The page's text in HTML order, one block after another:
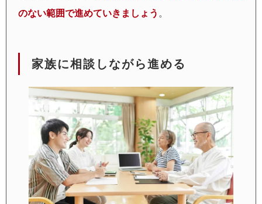
のない範囲で進めていきましょう 。
家族に相談しながら進める